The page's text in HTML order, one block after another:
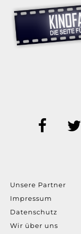
Unsere Partner
Impressum
Datenschutz
Wir über uns